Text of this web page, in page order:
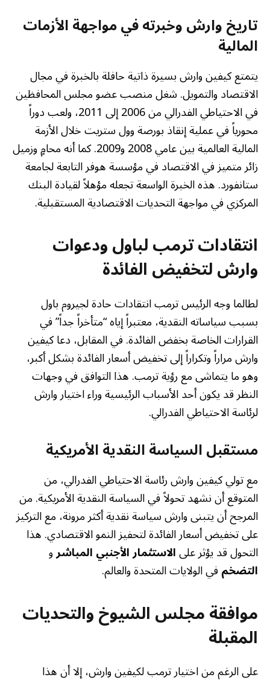
تاريخ وارش وخبرته في مواجهة الأزمات
المالية
يتمتع كيفين وارش بسيرة ذاتية حافلة بالخبرة في مجال
الاقتصاد والتمويل. شغل منصب عضو مجلس المحافظين
في الاحتياطي الفدرالي من 2006 إلى 2011، ولعب دوراً
محورياً في عملية إنقاذ بورصة وول ستريت خلال الأزمة
المالية العالمية بين عامي 2008 و2009. كما أنه محامٍ وزميل
زائر متميز في الاقتصاد في مؤسسة هوفر التابعة لجامعة
ستانفورد. هذه الخبرة الواسعة تجعله مؤهلاً لقيادة البنك
المركزي في مواجهة التحديات الاقتصادية المستقبلية.
انتقادات ترمب لباول ودعوات
وارش لتخفيض الفائدة
لطالما وجه الرئيس ترمب انتقادات حادة لجيروم باول
بسبب سياساته النقدية، معتبراً إياه “متأخراً جداً” في
القرارات الخاصة بخفض الفائدة. في المقابل، دعا كيفين
وارش مراراً وتكراراً إلى تخفيض أسعار الفائدة بشكل أكبر،
وهو ما يتماشى مع رؤية ترمب. هذا التوافق في وجهات
النظر قد يكون أحد الأسباب الرئيسية وراء اختيار وارش
لرئاسة الاحتياطي الفدرالي.
مستقبل السياسة النقدية الأمريكية
مع تولي كيفين وارش رئاسة الاحتياطي الفدرالي، من
المتوقع أن نشهد تحولاً في السياسة النقدية الأمريكية. من
المرجح أن يتبنى وارش سياسة نقدية أكثر مرونة، مع التركيز
على تخفيض أسعار الفائدة لتحفيز النمو الاقتصادي. هذا
التحول قد يؤثر علىالاستثمار الأجنبي المباشرو
التضخمفي الولايات المتحدة والعالم.
موافقة مجلس الشيوخ والتحديات
المقبلة
على الرغم من اختيار ترمب لكيفين وارش، إلا أن هذا